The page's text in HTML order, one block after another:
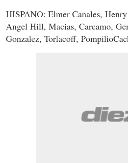
HISPANO: Elmer Canales,
Angel Hill, Macias, Carcamo,
Gonzalez, Torlacoff,